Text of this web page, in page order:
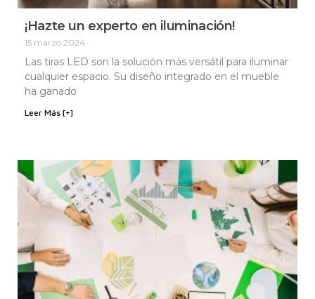
¡Hazte un experto en iluminación!
15 marzo 2024
Las tiras LED son la solución más versátil para iluminar
cualquier espacio. Su diseño integrado en el mueble
ha ganado
Leer Más [+]